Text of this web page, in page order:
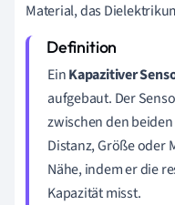
Material, das
EinKapazitiver
aufgebaut. Der
zwischen den
Distanz, Größe oder
Nähe, indem er die
Kapazität misst.